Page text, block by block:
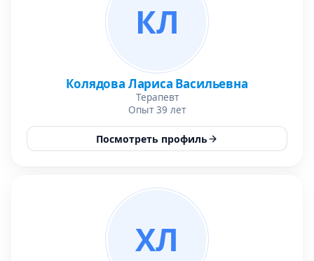
КЛ
Колядова Лариса Васильевна
Терапевт
Опыт 39 лет
Посмотреть профиль
ХЛ